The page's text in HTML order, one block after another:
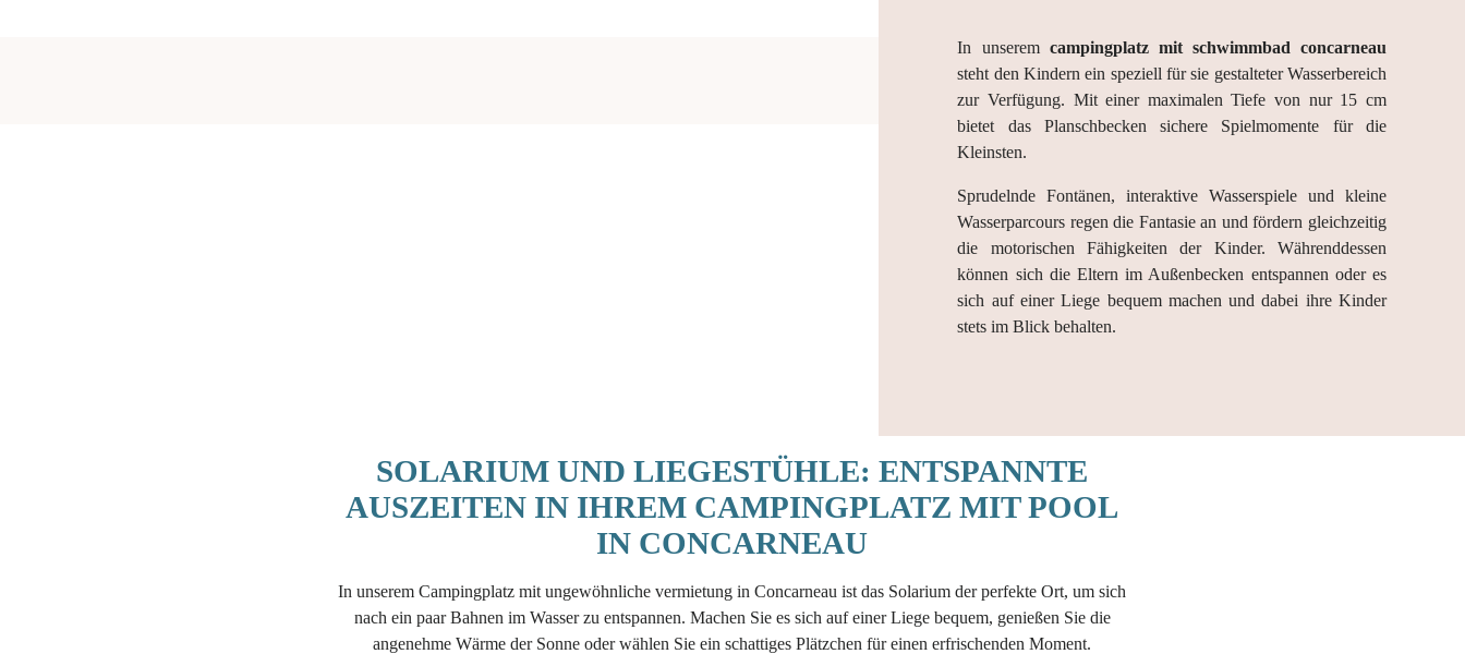
In unserem campingplatz mit schwimmbad concarneau
steht den Kindern ein speziell für sie gestalteter Wasserbereich
zur Verfügung. Mit einer maximalen Tiefe von nur 15 cm
bietet das Planschbecken sichere Spielmomente für die
Kleinsten.
Sprudelnde Fontänen, interaktive Wasserspiele und kleine
Wasserparcours regen die Fantasie an und fördern gleichzeitig
die motorischen Fähigkeiten der Kinder. Währenddessen
können sich die Eltern im Außenbecken entspannen oder es
sich auf einer Liege bequem machen und dabei ihre Kinder
stets im Blick behalten.
SOLARIUM UND LIEGESTÜHLE: ENTSPANNTE
AUSZEITEN IN IHREM CAMPINGPLATZ MIT POOL
IN CONCARNEAU
In unserem Campingplatz mit ungewöhnliche vermietung in Concarneau ist das Solarium der perfekte Ort, um sich
nach ein paar Bahnen im Wasser zu entspannen. Machen Sie es sich auf einer Liege bequem, genießen Sie die
angenehme Wärme der Sonne oder wählen Sie ein schattiges Plätzchen für einen erfrischenden Moment.